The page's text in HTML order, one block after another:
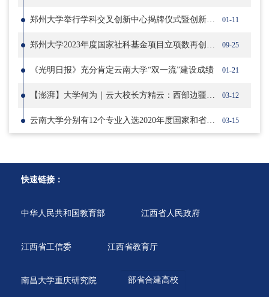
01-11
郑州大学举行学科交叉创新中心揭牌仪式暨创新论坛
09-25
郑州大学2023年度国家社科基金项目立项数再创新高
01-21
《光明日报》充分肯定云南大学“双一流”建设成绩
03-12
【澎湃】大学何为｜云大校长方精云：西部边疆地区如何建设一流大学？
03-15
云南大学分别有12个专业入选2020年度国家和省级双万计划一流本科专业建设点
快速链接：
中华人民共和国教育部 江西省人民政府
江西省工信委 江西省教育厅
南昌大学重庆研究院